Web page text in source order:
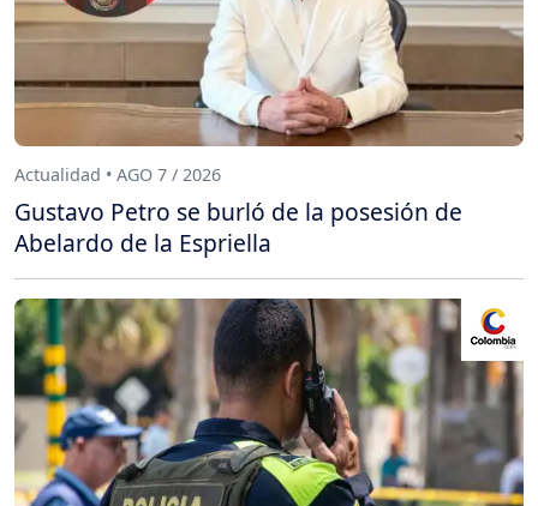
Actualidad • AGO 7 / 2026
Gustavo Petro se burló de la posesión de
Abelardo de la Espriella